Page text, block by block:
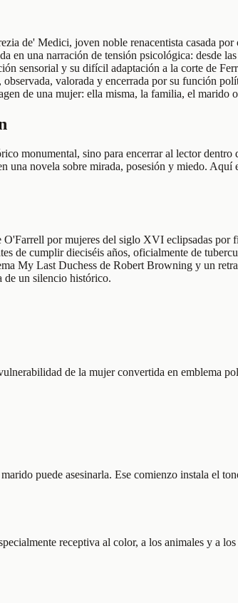
de' Medici, joven noble renacentista casada
en una narración de tensión psicológica: desde
sensorial y su difícil adaptación a la corte de
valorada y encerrada por su función
de una mujer: ella misma, la familia, el marido
monumental, sino para encerrar al lector dentro
una novela sobre mirada, posesión y miedo.
por mujeres del siglo XVI eclipsadas
de cumplir dieciséis años, oficialmente de
My Last Duchess de Robert Browning y un
de un silencio histórico.
de la mujer convertida en emblema
puede asesinarla. Ese comienzo instala el
receptiva al color, a los animales y a